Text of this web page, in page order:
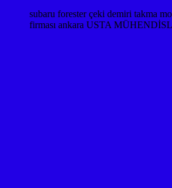
subaru forester çeki demiri takma
firması ankara USTA